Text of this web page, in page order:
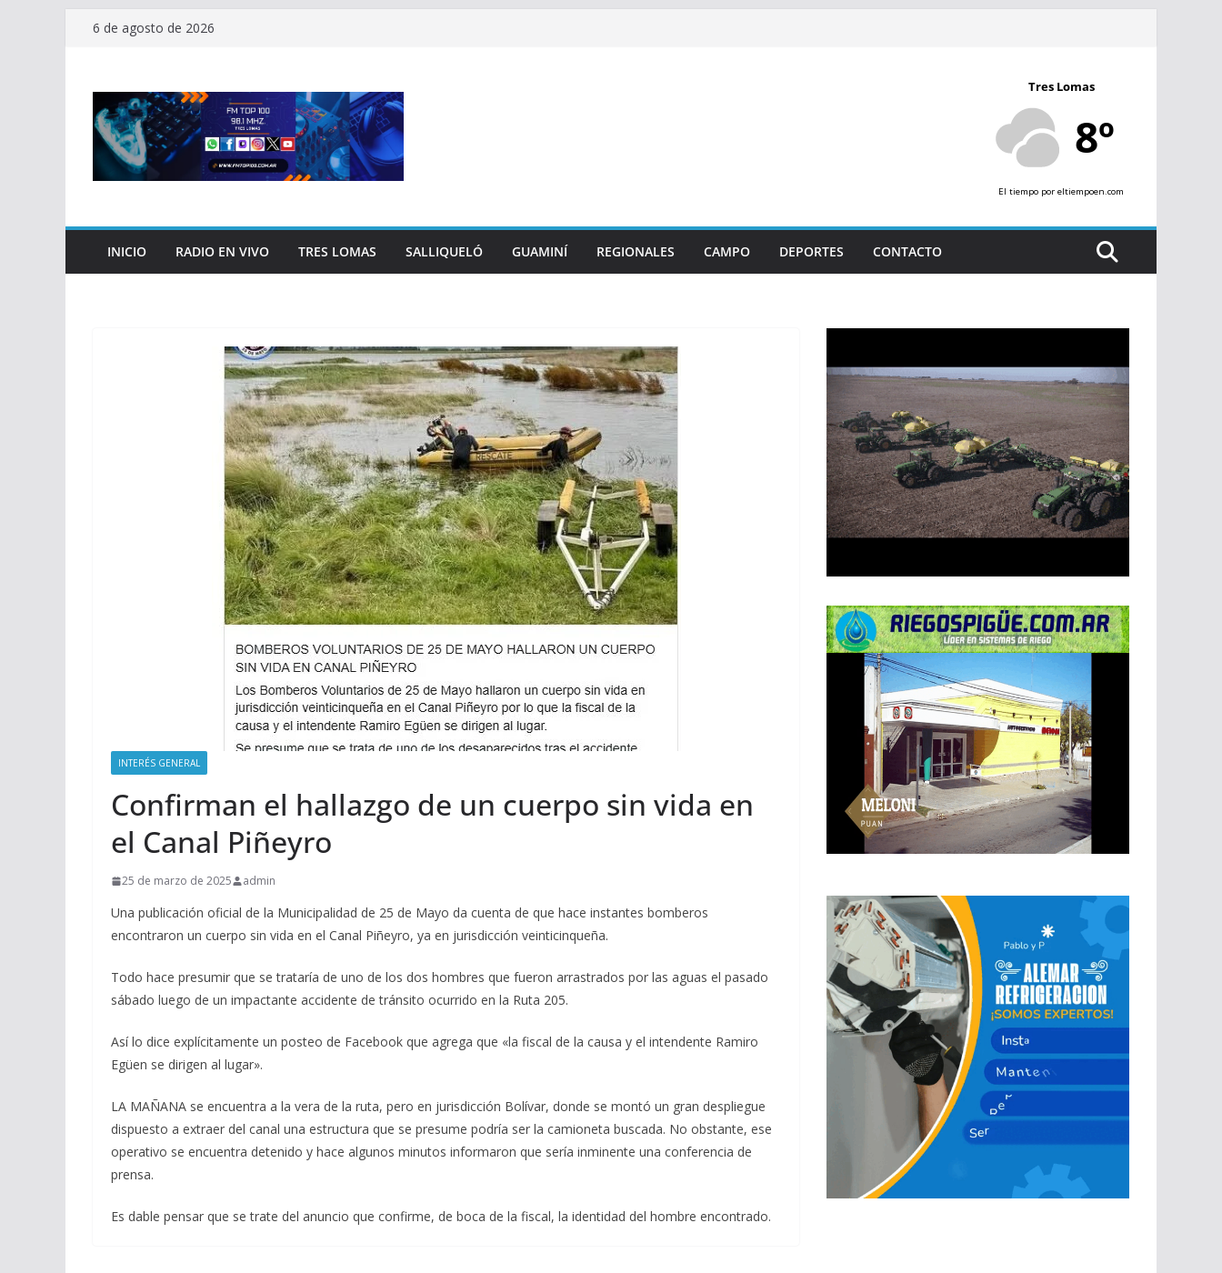
Saltar6 de agosto de 2026
Tres Lomas
8º
El tiempo por eltiempoen.com
INICIO RADIO EN VIVO TRES LOMAS SALLIQUELÓ GUAMINÍ REGIONALES CAMPO DEPORTES CONTACTO
INTERÉS GENERAL
Confirman el hallazgo de un cuerpo sin vida en
el Canal Piñeyro
25 de marzo de 2025 admin
Una publicación oficial de la Municipalidad de 25 de Mayo da cuenta de que hace instantes bomberos
encontraron un cuerpo sin vida en el Canal Piñeyro, ya en jurisdicción veinticinqueña.
Todo hace presumir que se trataría de uno de los dos hombres que fueron arrastrados por las aguas el pasado
sábado luego de un impactante accidente de tránsito ocurrido en la Ruta 205.
Así lo dice explícitamente un posteo de Facebook que agrega que «la fiscal de la causa y el intendente Ramiro
Egüen se dirigen al lugar».
LA MAÑANA se encuentra a la vera de la ruta, pero en jurisdicción Bolívar, donde se montó un gran despliegue
dispuesto a extraer del canal una estructura que se presume podría ser la camioneta buscada. No obstante, ese
operativo se encuentra detenido y hace algunos minutos informaron que sería inminente una conferencia de
prensa.
Es dable pensar que se trate del anuncio que confirme, de boca de la fiscal, la identidad del hombre encontrado.